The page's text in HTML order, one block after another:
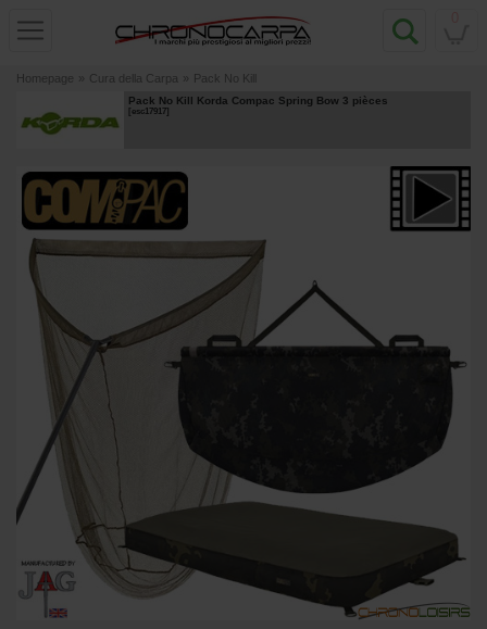
Homepage » Cura della Carpa » Pack No Kill
Pack No Kill Korda Compac Spring Bow 3 pièces
[esc17917]